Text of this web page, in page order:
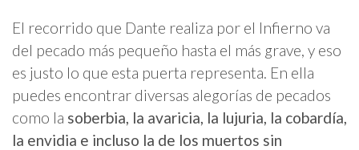
El recorrido que Dante realiza por el Infierno va
del pecado más pequeño hasta el más grave, y eso
es justo lo que esta puerta representa. En ella
puedes encontrar diversas alegorías de pecados
como la soberbia, la avaricia, la lujuria, la cobardía,
la envidia e incluso la de los muertos sin